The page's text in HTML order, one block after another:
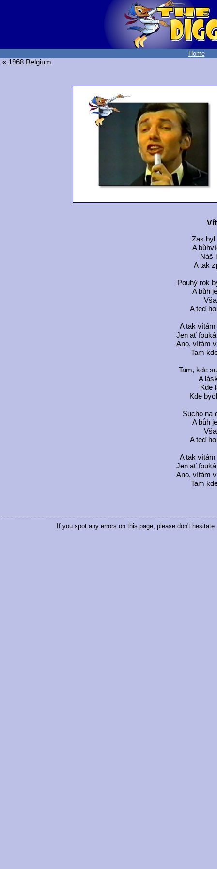
Home
« 1968 Belgium
Zas byl
A
Náš
A tak
Pouhý rok
A bůh
A teď
A tak
Jen ať
Ano, vítám
Tam
Tam, kde
A
Kde
Kde
Sucho na
A bůh
A teď
A tak
Jen ať
Ano, vítám
Tam
If you spot any errors on this page, please don't